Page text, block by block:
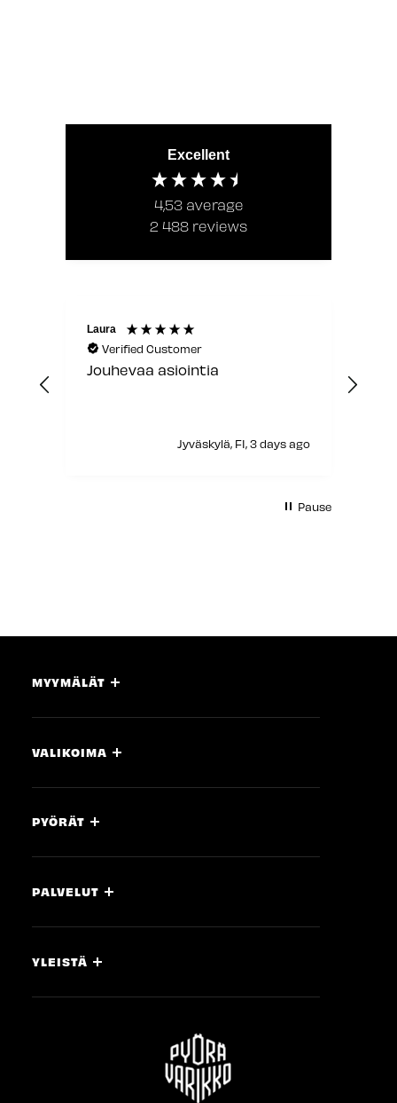
Excellent
4,53 average
2 488 reviews
Laura
Verified Customer
Jouhevaa asiointia
Jyväskylä, FI, 3 days ago
Pause
MYYMÄLÄT
VALIKOIMA
PYÖRÄT
PALVELUT
YLEISTÄ